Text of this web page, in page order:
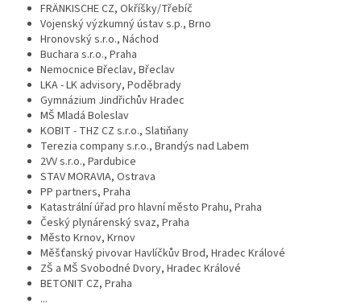
FRÄNKISCHE CZ, Okříšky/Třebíč
Vojenský výzkumný ústav s.p., Brno
Hronovský s.r.o., Náchod
Buchara s.r.o., Praha
Nemocnice Břeclav, Břeclav
LKA - LK advisory, Poděbrady
Gymnázium Jindřichův Hradec
MŠ Mladá Boleslav
KOBIT - THZ CZ s.r.o., Slatiňany
Terezia company s.r.o., Brandýs nad Labem
2VV s.r.o., Pardubice
STAV MORAVIA, Ostrava
PP partners, Praha
Katastrální úřad pro hlavní město Prahu, Praha
Český plynárenský svaz, Praha
Město Krnov, Krnov
Měšťanský pivovar Havlíčkův Brod, Hradec Králové
ZŠ a MŠ Svobodné Dvory, Hradec Králové
BETONIT CZ, Praha
...